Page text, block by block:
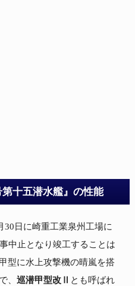
第十五潜水艦』の性能
30日に崎重工業泉州工場に
中止となり竣工することは
型に水上攻撃機の晴嵐を搭
、 巡潜甲型改Ⅱ
とも呼ばれ